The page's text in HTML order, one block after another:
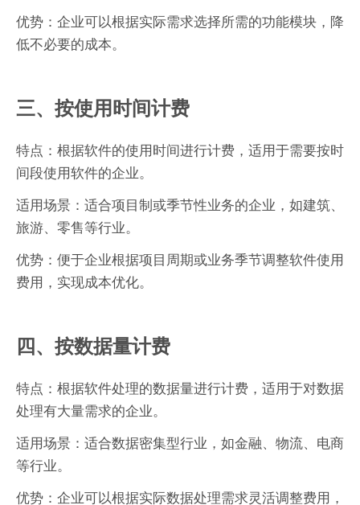
优势：企业可以根据实际需求选择所需的功能模块，降
低不必要的成本。
三、按使用时间计费
特点：根据软件的使用时间进行计费，适用于需要按时
间段使用软件的企业。
适用场景：适合项目制或季节性业务的企业，如建筑、
旅游、零售等行业。
优势：便于企业根据项目周期或业务季节调整软件使用
费用，实现成本优化。
四、按数据量计费
特点：根据软件处理的数据量进行计费，适用于对数据
处理有大量需求的企业。
适用场景：适合数据密集型行业，如金融、物流、电商
等行业。
优势：企业可以根据实际数据处理需求灵活调整费用，